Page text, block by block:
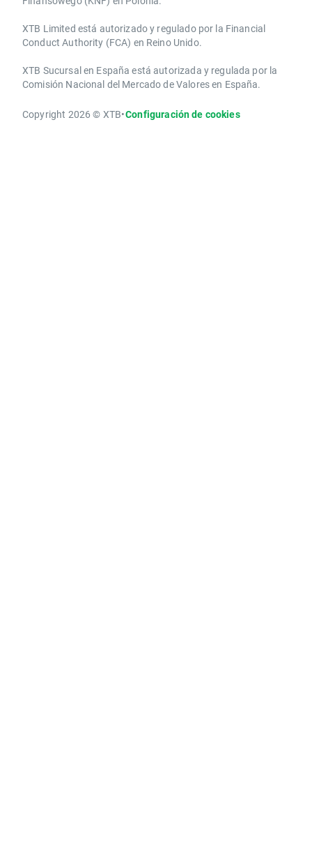
XTB Limited ​está autorizado y regulado por la ​Financial
Conduct Authority ​(FCA) en ​​Reino Unido.
XTB Sucursal en España está autorizada y regulada por la
Comisión Nacional del Mercado de Valores en España.
Copyright 2026 © XTB•Configuración de cookies